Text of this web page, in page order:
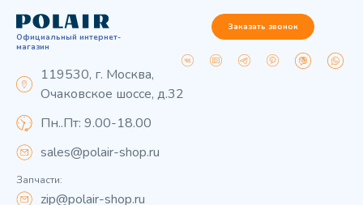
Официальный интернет-
магазин
119530, г. Москва,
Очаковское шоссе, д.32
Пн..Пт: 9.00-18.00
sales@polair-shop.ru
Запчасти:
zip@polair-shop.ru
Заказать звонок